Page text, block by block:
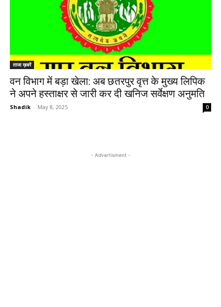
ताजा ख़बरें
वन विभाग में बड़ा खेला: अब छतरपुर वृत्त के मुख्य लिपिक
ने अपने हस्ताक्षर से जारी कर दी खनिज सर्वेक्षण अनुमति
Shadik - May 8, 2025 0
- Advertisment -